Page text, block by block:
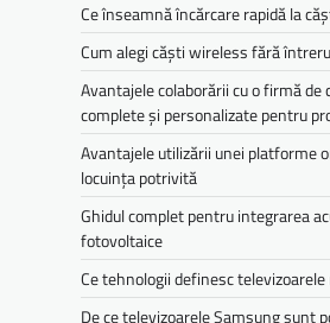
Ce înseamnă încărcare rapidă la
Cum alegi căști wireless fără
Avantajele colaborării cu o firmă
complete și personalizate pentru
Avantajele utilizării unei platforme
locuința potrivită
Ghidul complet pentru integrarea
fotovoltaice
Ce tehnologii definesc
De ce televizoarele Samsung sunt